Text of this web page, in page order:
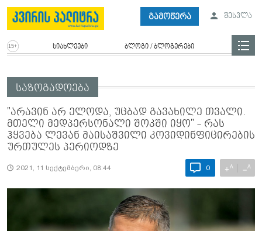
გამოწერა შესვლა
სიახლეები ბლოგი / ბლოგერები
საზოგადოება
"არა­ვინ არ ელო­და, უც­ბად გა­ვა­ხი­ლე თვა­ლი.
მთე­ლი მედ­პერ­სო­ნა­ლი შოკ­ში იყო" - რას
ჰყვება ლევან მაისაშვილი კოვიდინფიცირების
ურთულეს პერიოდზე
2021, 11 სექტემბერი, 08:44 0 +A −A